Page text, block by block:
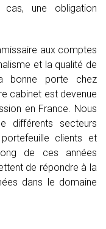
une obligation
aux comptes
et la qualité de
bonne porte chez
cabinet est devenue
en France. Nous
différents secteurs
clients et
de ces années
de répondre à la
dans le domaine